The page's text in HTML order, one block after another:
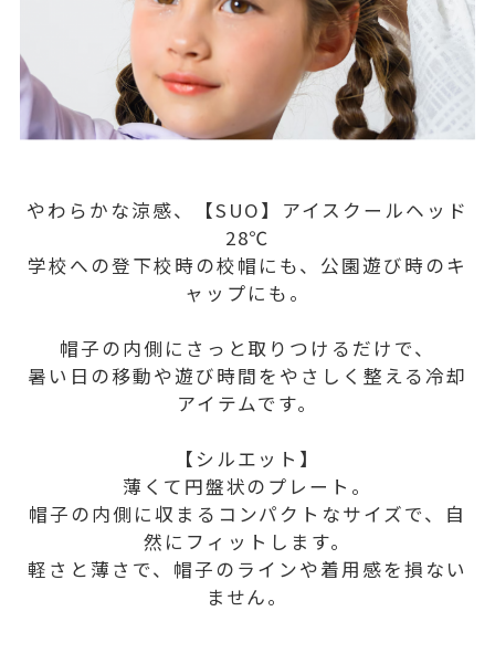
やわらかな涼感、【SUO】アイスクールヘッド
28℃
学校への登下校時の校帽にも、公園遊び時のキ
ャップにも。
帽子の内側にさっと取りつけるだけで、
暑い日の移動や遊び時間をやさしく整える冷却
アイテムです。
【シルエット】
薄くて円盤状のプレート。
帽子の内側に収まるコンパクトなサイズで、自
然にフィットします。
軽さと薄さで、帽子のラインや着用感を損ない
ません。